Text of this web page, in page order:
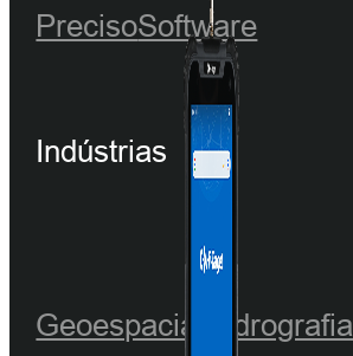
PrecisoSoftware
Indústrias
Geoespacial Hidrografia